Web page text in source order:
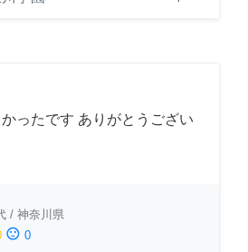
ったです ありがとうござい
/ 神奈川県
sentiment_dissatisfied 0